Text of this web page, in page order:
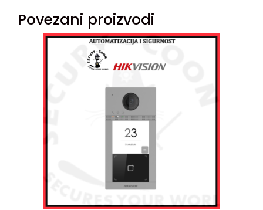
Povezani proizvodi